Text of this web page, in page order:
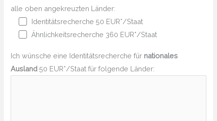
alle oben angekreuzten Länder:
Identitätsrecherche 50 EUR*/Staat
Ähnlichkeitsrecherche 360 EUR*/Staat
Ich wünsche eine Identitätsrecherche für nationales
Ausland 50 EUR*/Staat für folgende Länder: